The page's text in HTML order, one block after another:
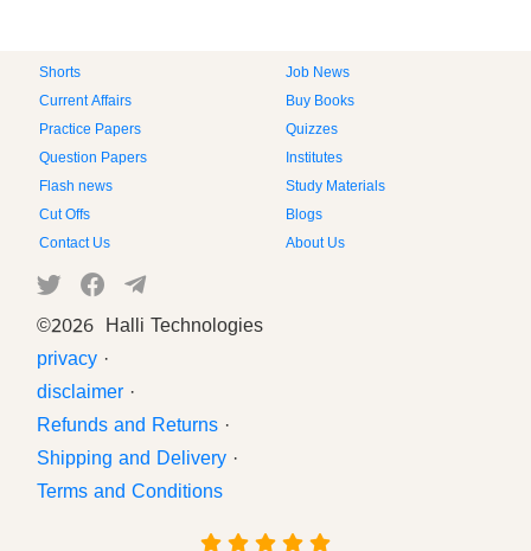
Shorts
Job News
Current Affairs
Buy Books
Practice Papers
Quizzes
Question Papers
Institutes
Flash news
Study Materials
Cut Offs
Blogs
Contact Us
About Us
©2026 Halli Technologies
privacy ·
disclaimer ·
Refunds and Returns ·
Shipping and Delivery ·
Terms and Conditions